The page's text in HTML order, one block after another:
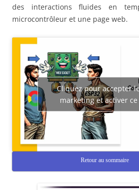
des interactions fluides en
microcontrôleur et une page web.
Cliquez pour accepter
marketing et activer
Retour au sommaire